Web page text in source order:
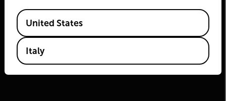
Available Locations
United States
Italy